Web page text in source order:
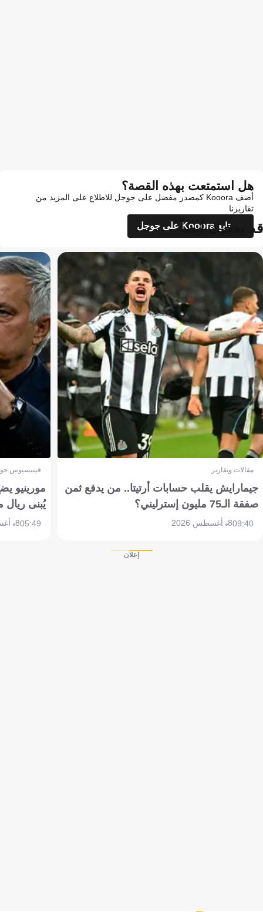
هل استمتعت بهذه القصة؟
أضف Kooora كمصدر مفضل على جوجل للاطلاع على المزيد من
تقاريرنا
تابع Kooora على جوجل
قد يعجبك أيضاً
مقالات وتقارير
جيمارايش يقلب حسابات أرتيتا.. من يدفع ثمن
صفقة الـ75 مليون إسترليني؟
09:408 أغسطس 2026
فينيسيوس
مورينيو
يُبنى ريال
05:498 أغسطس 2026
إعلان